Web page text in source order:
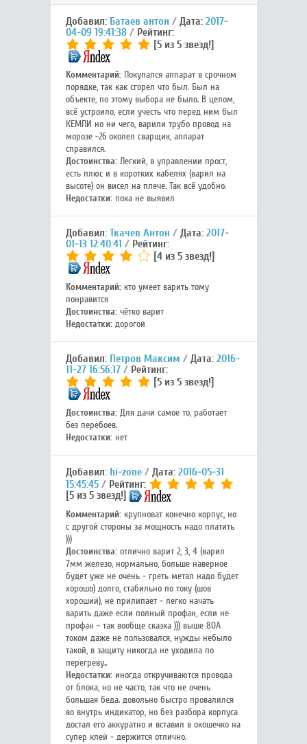
Добавил: Батаев антон Дата: 2017-
04-09 19:41:38
Рейтинг:
[5 из 5 звезд!]
Комментарий:Покупался аппарат в срочном
порядке, так как сгорел что был. Был на
объекте, по этому выбора не было. В целом,
всё устроило, если учесть что перед ним был
КЕМПИ но ни чего, варили трубо провод на
морозе -26 околел сварщик, аппарат
справился.
Достоинства:Легкий, в управлении прост,
есть плюс и в коротких кабелях (варил на
высоте) он висел на плече. Так всё удобно.
Недостатки:пока не выявил
Добавил: Ткачев Антон Дата: 2017-
01-13 12:40:41
Рейтинг:
[4 из 5 звезд!]
Комментарий:кто умеет варить тому
понравится
Достоинства:чётко варит
Недостатки:дорогой
Добавил: Петров Максим Дата: 2016-
11-27 16:56:17
Рейтинг:
[5 из 5 звезд!]
Достоинства:Для дачи самое то, работает
без перебоев.
Недостатки:нет
Добавил: hi-zone Дата: 2016-05-31
15:45:45
Рейтинг:
[5 из 5 звезд!]
Комментарий:крупноват конечно корпус, но
с другой стороны за мощность надо платить
)))
Достоинства:отлично варит 2, 3, 4 (варил
7мм железо, нормально, больше наверное
будет уже не очень - греть метал надо будет
хорошо) долго, стабильно по току (шов
хороший), не прилипает - легко начать
варить даже если полный профан, если не
профан - так вообще сказка ))) выше 80А
током даже не пользовался, нужды небыло
такой, в защиту никогда не уходила по
перегреву..
Недостатки:иногда откручиваются провода
от блока, но не часто, так что не очень
большая беда. довольно быстро провалился
во внутрь индикатор, но без разбора корпуса
достал его аккуратно и вставил в окошечко на
супер клей - держится отлично.